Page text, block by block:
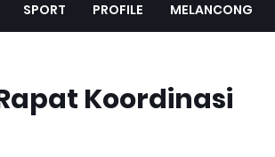
SPORT PROFILE MELANCONG
Koordinasi